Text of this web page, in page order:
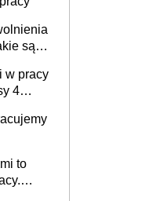
są
w pracy
4
to